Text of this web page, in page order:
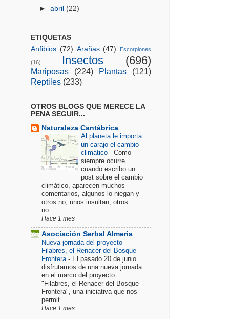
►abril (22)
ETIQUETAS
Anfibios (72) Arañas (47) Escorpiones
(16) Insectos (696)
Mariposas (224) Plantas
(121)
Reptiles (233)
OTROS BLOGS QUE MERECE LA
PENA SEGUIR...
Naturaleza Cantábrica
Al planeta le importa
un carajo el cambio
climático - Como
siempre ocurre
cuando escribo un
post sobre el cambio
climático, aparecen muchos
comentarios, algunos lo niegan y
otros no, unos insultan, otros
no....
Hace 1 mes
Asociación Serbal Almeria
Nueva jornada del proyecto
Filabres, el Renacer del Bosque
Frontera - El pasado 20 de junio
disfrutamos de una nueva jornada
en el marco del proyecto
"Filabres, el Renacer del Bosque
Frontera", una iniciativa que nos
permit...
Hace 1 mes